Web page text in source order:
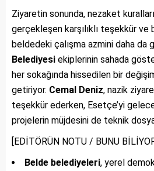
Ziyaretin sonunda, nezaket
gerçekleşen karşılıklı teşekkür ve
beldedeki çalışma azmini daha da
Belediyesi ekiplerinin sahada
her sokağında hissedilen bir
getiriyor. Cemal Deniz, nazik
teşekkür ederken, Esetçe’yi
projelerin müjdesini de teknik
[EDİTÖRÜN NOTU / BUNU
Belde belediyeleri, yerel